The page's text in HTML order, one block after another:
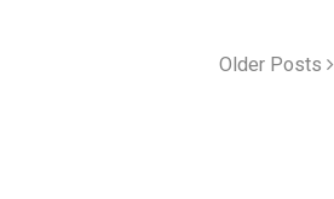
Older Posts